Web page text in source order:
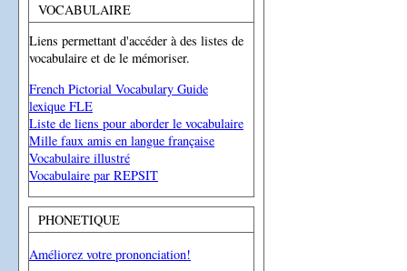
VOCABULAIRE
Liens permettant d'accéder à des listes de
vocabulaire et de le mémoriser.
French Pictorial Vocabulary Guide
lexique FLE
Liste de liens pour aborder le vocabulaire
Mille faux amis en langue française
Vocabulaire illustré
Vocabulaire par REPSIT
PHONETIQUE
Améliorez votre prononciation!